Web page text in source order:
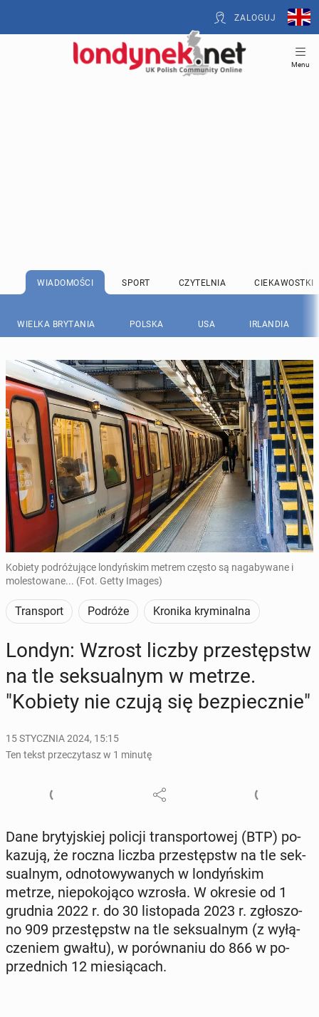
ZALOGUJ
Menu
WIADOMOŚCI SPORT CZYTELNIA CIEKAWOSTKI
WIELKA BRYTANIA POLSKA USA IRLANDIA
Kobiety podróżujące londyńskim metrem często są nagabywane i
molestowane... (Fot. Getty Images)
Transport Podróże Kronika kryminalna
Londyn: Wzrost liczby prze­stępstw
na tle sek­su­al­nym w metrze.
"Kobiety nie czują się bez­piecz­nie"
15 STYCZNIA 2024, 15:15
Ten tekst przeczytasz w 1 minutę
Dane bry­tyj­skiej policji trans­por­to­wej (BTP) po­
ka­zu­ją, że roczna liczba prze­stępstw na tle sek­
su­al­nym, od­no­to­wy­wa­nych w lon­dyń­skim
metrze, nie­po­ko­ją­co wzrosła. W okresie od 1
grudnia 2022 r. do 30 li­sto­pa­da 2023 r. zgło­szo­
no 909 prze­stępstw na tle sek­su­al­nym (z wy­łą­
cze­niem gwałtu), w po­rów­na­niu do 866 w po­
przed­nich 12 mie­sią­cach.